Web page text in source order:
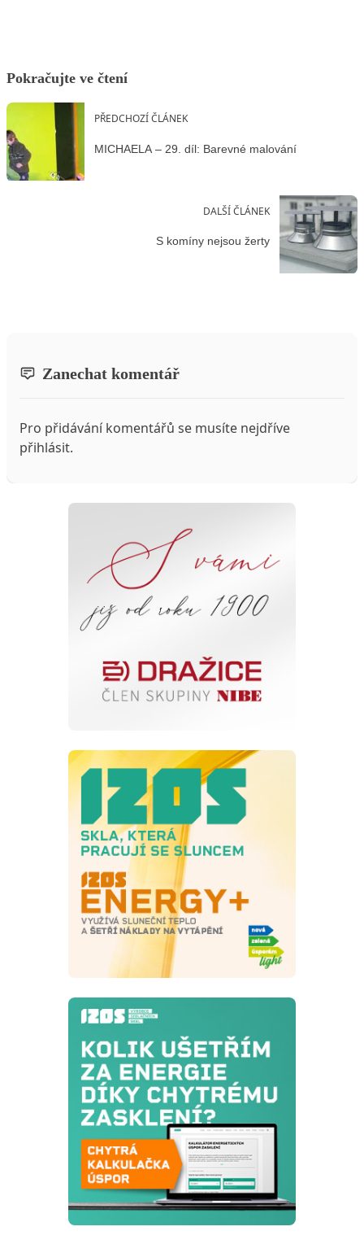
Pokračujte ve čtení
PŘEDCHOZÍ ČLÁNEK
MICHAELA – 29. díl: Barevné malování
DALŠÍ ČLÁNEK
S komíny nejsou žerty
Zanechat komentář
Pro přidávání komentářů se musíte nejdříve
přihlásit.